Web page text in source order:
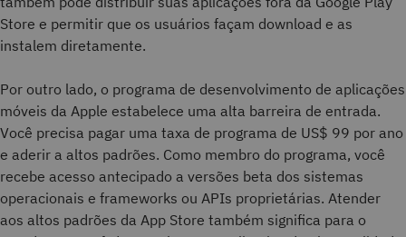
Store e permitir que os usuários façam download e as
instalem diretamente.
Por outro lado, o programa de desenvolvimento de aplicações
móveis da Apple estabelece uma alta barreira de entrada.
Você precisa pagar uma taxa de programa de US$ 99 por ano
e aderir a altos padrões. Como membro do programa, você
recebe acesso antecipado a versões beta dos sistemas
operacionais e frameworks ou APIs proprietárias. Atender
aos altos padrões da App Store também significa para o